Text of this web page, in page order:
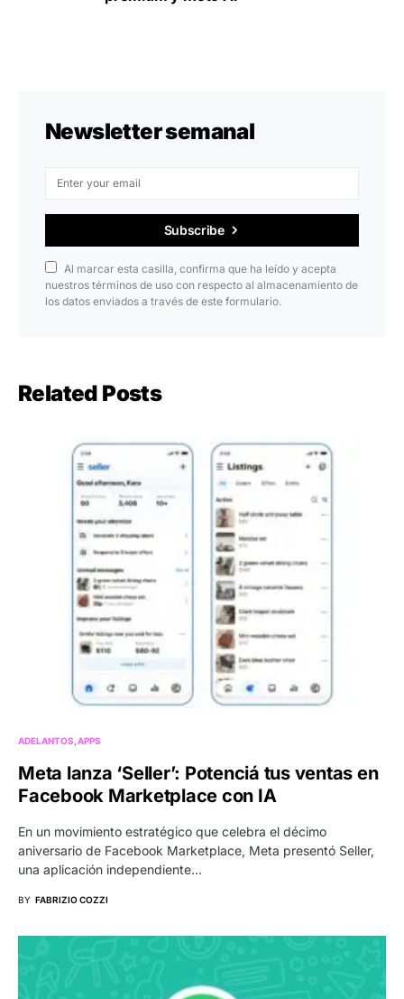
Newsletter semanal
Subscribe
Al marcar esta casilla, confirma que ha leído y acepta
nuestros términos de uso con respecto al almacenamiento de
los datos enviados a través de este formulario.
Related Posts
ADELANTOS APPS
Meta lanza ‘Seller’: Potenciá tus ventas en
Facebook Marketplace con IA
En un movimiento estratégico que celebra el décimo
aniversario de Facebook Marketplace, Meta presentó Seller,
una aplicación independiente…
BY FABRIZIO COZZI